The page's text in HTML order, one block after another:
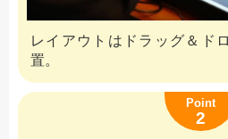
レイアウトはドラッグ＆ド
置。
Point
2